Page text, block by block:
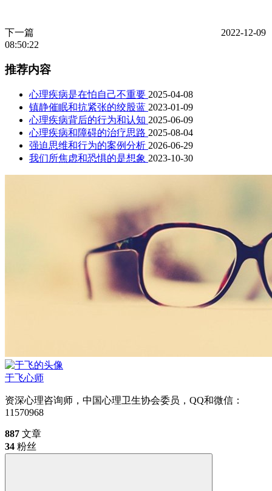
下一篇
2022-12-09
08:50:22
推荐内容
心理疾病是在怕自己不重要 2025-04-08
镇静催眠和抗紧张的绞股蓝 2023-01-09
心理疾病背后的行为和认知 2025-06-09
心理疾病和障碍的治疗思路 2025-08-04
强迫思维和行为的案例分析 2026-06-29
我们所焦虑和恐惧的是想象 2023-10-30
于飞心师
资深心理咨询师，中国心理卫生协会委员，QQ和微信：
11570968
887 文章
34 粉丝